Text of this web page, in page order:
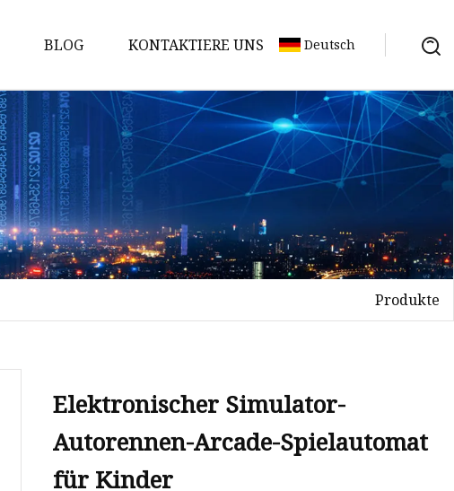
BLOG KONTAKTIERE UNS Deutsch
Produkte
Elektronischer Simulator-
Autorennen-Arcade-Spielautomat
für Kinder